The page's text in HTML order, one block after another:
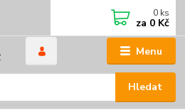
Menu
Hledat
0 ks
za 0 Kč